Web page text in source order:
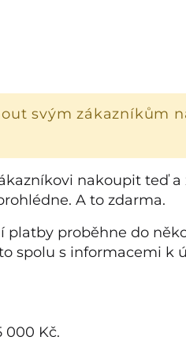
svým zákazníkům
nakoupit teď
A to zdarma.
proběhne do
spolu s informacemi k
000 Kč.